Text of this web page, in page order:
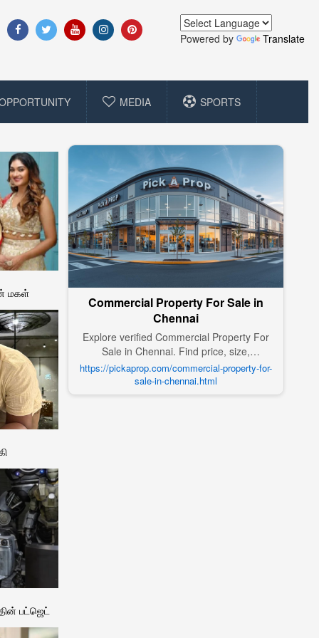
Powered by Translate
MEDIA SPORTS
மகள்
பட்ஜெட்
Commercial Property For Sale in
Chennai
Explore verified Commercial Property For
Sale in Chennai. Find price, size,
amenities, photos, nearby landmarks, and
details from trusted builders, agents, and
owners on Pick A Prop;
https://pickaprop.com/commercial-property-for-
sale-in-chennai.html